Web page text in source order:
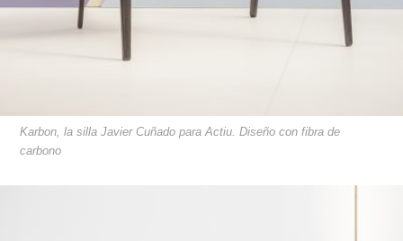
Karbon, la silla Javier Cuñado para Actiu. Diseño con fibra de
carbono